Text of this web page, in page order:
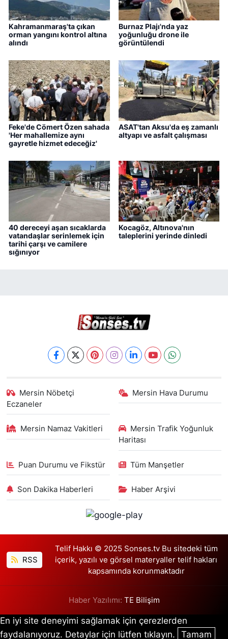
Kahramanmaraş'ta çıkan
orman yangını kontrol altına
alındı
Burnaz Plajı'nda yaz
yoğunluğu drone ile
görüntülendi
Feke'de Cömert Özen sahada
'Her mahallemize aynı
gayretle hizmet edeceğiz'
ASAT'tan Aksu'da eş zamanlı
altyapı ve asfalt çalışması
40 dereceyi aşan sıcaklarda
vatandaşlar serinlemek için
tarihi çarşı ve camilere
sığınıyor
Kocagöz, Altınova'nın
taleplerini yerinde dinledi
Mersin Nöbetçi
Eczaneler
Mersin Hava Durumu
Mersin Namaz Vakitleri
Mersin Trafik Yoğunluk
Haritası
Puan Durumu ve Fikstür Tüm Manşetler
Son Dakika Haberleri Haber Arşivi
RSS
Telif Hakkı © 2025 Sonses.tv Bu sitedeki tüm
içerik, yazılı ve görsel materyaller telif hakları
kapsamında korunmaktadır
Haber Yazılımı: TE Bilişim
En iyi site deneyimi sağlamak için çerezlerden
faydalanıyoruz. Detaylar için lütfen tıklayın.
Tamam